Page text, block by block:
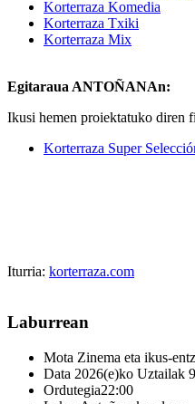
Korterraza Komedia
Korterraza Txiki
Korterraza Mix
Egitaraua ANTOÑANAn:
Ikusi hemen proiektatuko diren
Korterraza Super
Iturria: korterraza.com
Laburrean
Mota Zinema eta ikus-
Data 2026(e)ko Uztailak 9
Ordutegia22:00